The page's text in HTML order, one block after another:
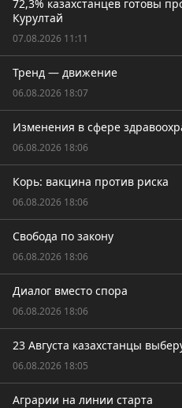
72,3% казахстанцев готовы
Курултай
07.08.2026 11:11
Тренд — движение
06.08.2026 18:07
Изменения в сфере
06.08.2026 18:06
Корь: вакцина против риска
06.08.2026 18:06
Свобода по закону
06.08.2026 18:06
Диалог вместо спора
06.08.2026 18:06
23 Августа казахстанцы
06.08.2026 18:05
Аграрии на линии старта